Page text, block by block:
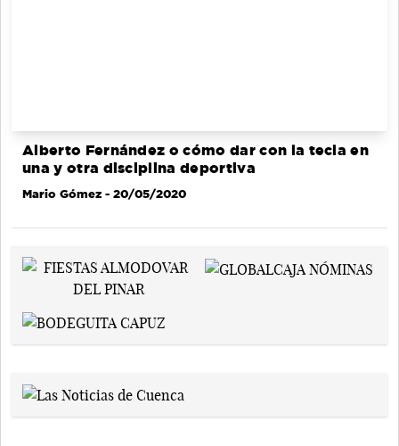
Alberto Fernández o cómo dar con la tecla en
una y otra disciplina deportiva
Mario Gómez - 20/05/2020